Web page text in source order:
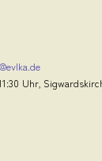
Uhr,